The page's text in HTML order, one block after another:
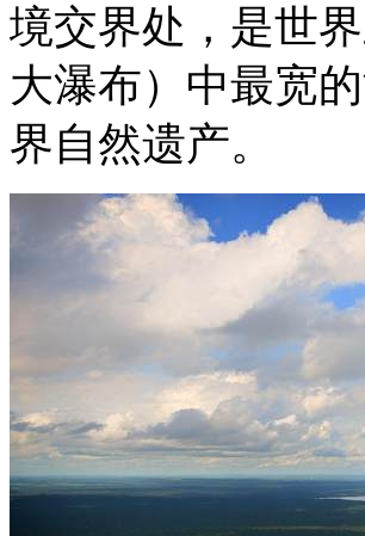
境交界处，是世
大瀑布）中最宽
界自然遗产。